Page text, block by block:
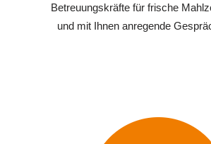
Betreuungskräfte für frische
und mit Ihnen anregende